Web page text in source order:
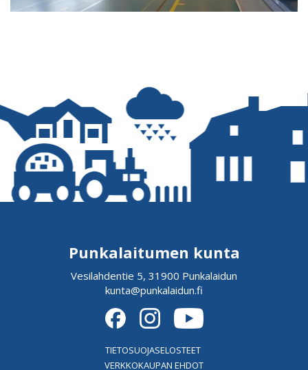
Punkalaitumen kunta
Vesilahdentie 5, 31900 Punkalaidun
kunta@punkalaidun.fi
TIETOSUOJASELOSTEET
VERKKOKAUPAN EHDOT